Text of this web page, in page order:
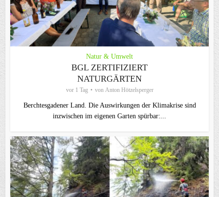
Natur & Umwelt
BGL ZERTIFIZIERT
NATURGÄRTEN
vor 1 Tag von Anton Hötzelsperger
Berchtesgadener Land. Die Auswirkungen der Klimakrise sind
inzwischen im eigenen Garten spürbar:...